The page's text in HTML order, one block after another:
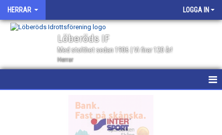
HERRAR LOGGA IN
Löberöds IF
Med stolthet sedan 1906 | Vi firar 120 år!
Herrar